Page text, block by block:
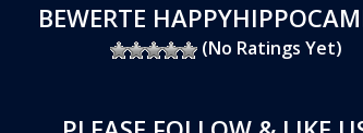
BEWERTE
(No Ratings Yet)